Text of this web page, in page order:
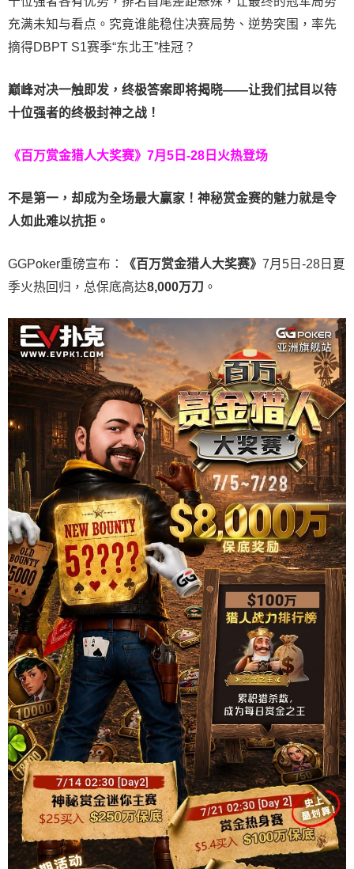
充满未知与看点。究竟谁能稳住决赛局势、逆势突围，率先
摘得DBPT S1赛季“东北王”桂冠？
巅峰对决一触即发，终极答案即将揭晓——让我们拭目以待
十位强者的终极封神之战！
《百万赏金猎人大奖赛》 7月5日-28日火热登场
不是第一，却成为全场最大赢家！神秘赏金赛的魅力就是令
人如此难以抗拒。
GGPoker重磅宣布： 《百万赏金猎人大奖赛》 7月5日-28日夏
季火热回归，总保底高达8,000万刀 。